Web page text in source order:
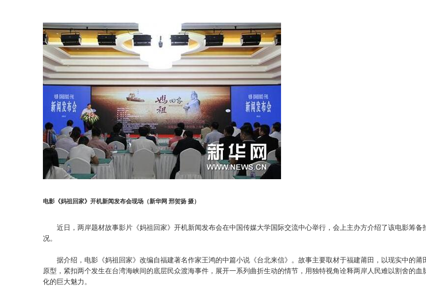
电影《妈祖回家》开机新闻发布会现场（新华网 邢贺扬 摄）
近日，两岸题材故事影片《妈祖回家》开机新闻发布会在中国传媒大学国际交流中心举行，会上主办方介绍了该电影筹备
况。
据介绍，电影《妈祖回家》改编自福建著名作家王鸿的中篇小说《台北来信》。故事主要取材于福建莆田，以现实中的莆
原型，紧扣两个发生在台湾海峡间的底层民众渡海事件，展开一系列曲折生动的情节，用独特视角诠释两岸人民难以割舍的血
化的巨大魅力。